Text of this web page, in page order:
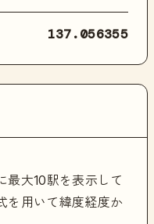
137.056355
最大10駅を表示して
を用いて緯度経度か